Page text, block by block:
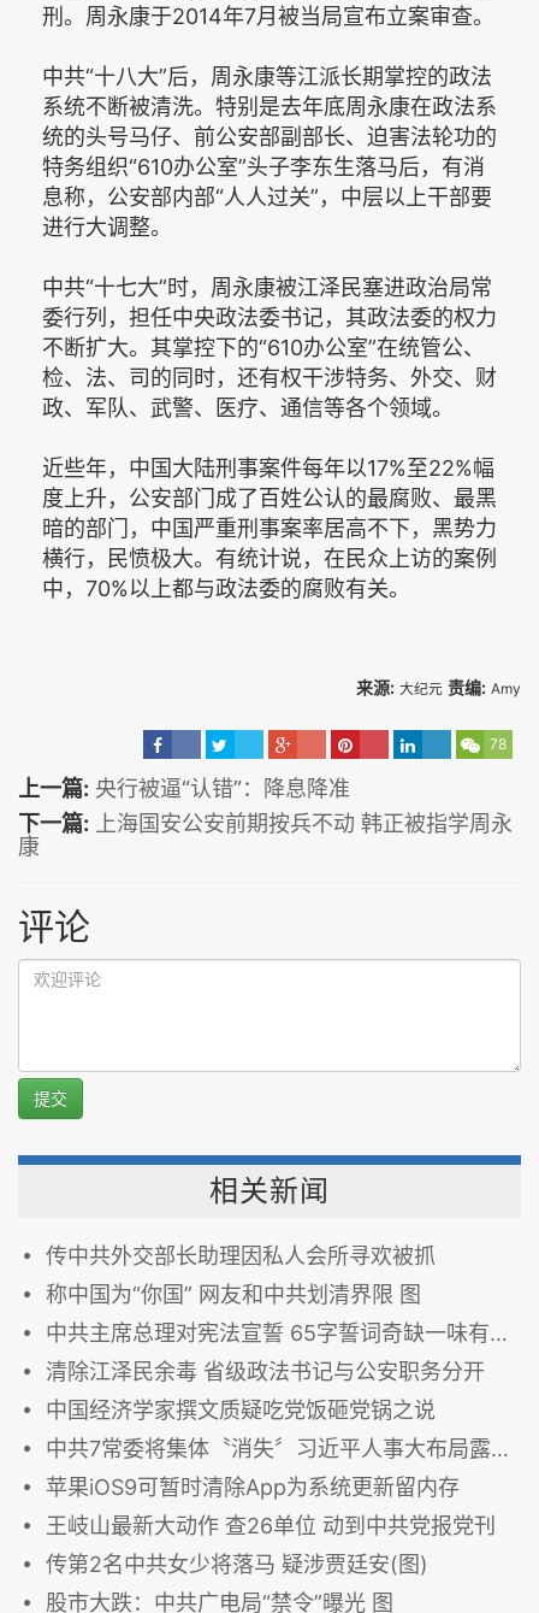
刑。周永康于2014年7月被当局宣布立案审查。
中共“十八大”后，周永康等江派长期掌控的政法
系统不断被清洗。特别是去年底周永康在政法系
统的头号马仔、前公安部副部长、迫害法轮功的
特务组织“610办公室”头子李东生落马后，有消
息称，公安部内部“人人过关”，中层以上干部要
进行大调整。
中共“十七大”时，周永康被江泽民塞进政治局常
委行列，担任中央政法委书记，其政法委的权力
不断扩大。其掌控下的“610办公室”在统管公、
检、法、司的同时，还有权干涉特务、外交、财
政、军队、武警、医疗、通信等各个领域。
近些年，中国大陆刑事案件每年以17%至22%幅
度上升，公安部门成了百姓公认的最腐败、最黑
暗的部门，中国严重刑事案率居高不下，黑势力
横行，民愤极大。有统计说，在民众上访的案例
中，70%以上都与政法委的腐败有关。
来源: 大纪元 责编: Amy
78
上一篇: 央行被逼“认错”：降息降准
下一篇:
上海国安公安前期按兵不动 韩正被指学周永
康
评论
提交
相关新闻
传中共外交部长助理因私人会所寻欢被抓
称中国为“你国” 网友和中共划清界限 图
中共主席总理对宪法宣誓 65字誓词奇缺一味有玄机
清除江泽民余毒 省级政法书记与公安职务分开
中国经济学家撰文质疑吃党饭砸党锅之说
中共7常委将集体〝消失〞习近平人事大布局露端倪
苹果iOS9可暂时清除App为系统更新留内存
王岐山最新大动作 查26单位 动到中共党报党刊
传第2名中共女少将落马 疑涉贾廷安(图)
股市大跌：中共广电局“禁令”曝光 图